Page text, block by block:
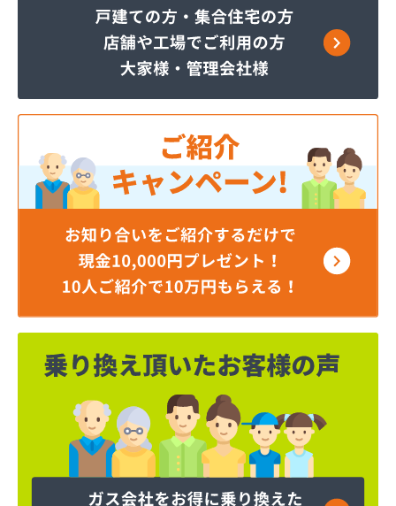
株式会社くさか 本社
株式会社くさか 夜久野店
株式会社サンワガス工業
株式会社ホームエネルギー近畿 京都センター
株式会社ミシマ
株式会社宮野商事
株式会社宮野商事
株式会社宮野商事 大原配送センター
株式会社京洋 LPガス宮津営業所
株式会社近畿ガス商会
株式会社山城ガス
株式会社勝西製作所
株式会社小林ガスサービス
株式会社植村酸素
株式会社西川商店
株式会社大京
株式会社田中ガス住宅設備センター
株式会社日尾商事
吉見商店
吉田ガスサービス株式会社